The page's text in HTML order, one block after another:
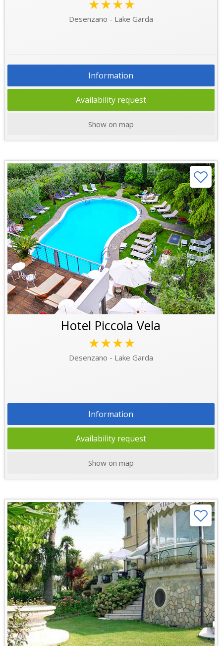
★★★★
Desenzano - Lake Garda
Information
Availability request
Show on map
Hotel Piccola Vela
★★★★
Desenzano - Lake Garda
Information
Availability request
Show on map